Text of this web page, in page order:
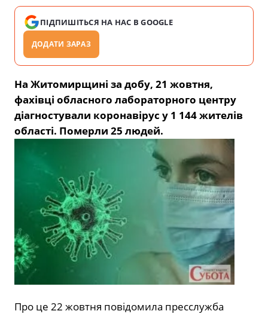
ПІДПИШІТЬСЯ НА НАС В GOOGLE
ДОДАТИ ЗАРАЗ
На Житомирщині за добу, 21 жовтня,
фахівці обласного лабораторного центру
діагностували коронавірус у 1 144 жителів
області. Померли 25 людей.
Про це 22 жовтня повідомила пресслужба